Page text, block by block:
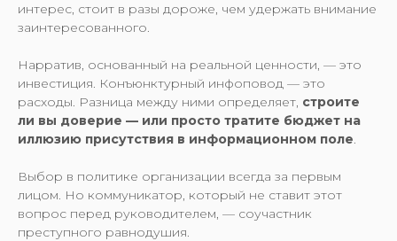
интерес, стоит в разы дороже, чем удержать внимание
заинтересованного.
Нарратив, основанный на реальной ценности, — это
инвестиция. Конъюнктурный инфоповод — это
расходы. Разница между ними определяет, строите
ли вы доверие — или просто тратите бюджет на
иллюзию присутствия в информационном поле.
Выбор в политике организации всегда за первым
лицом. Но коммуникатор, который не ставит этот
вопрос перед руководителем, — соучастник
преступного равнодушия.